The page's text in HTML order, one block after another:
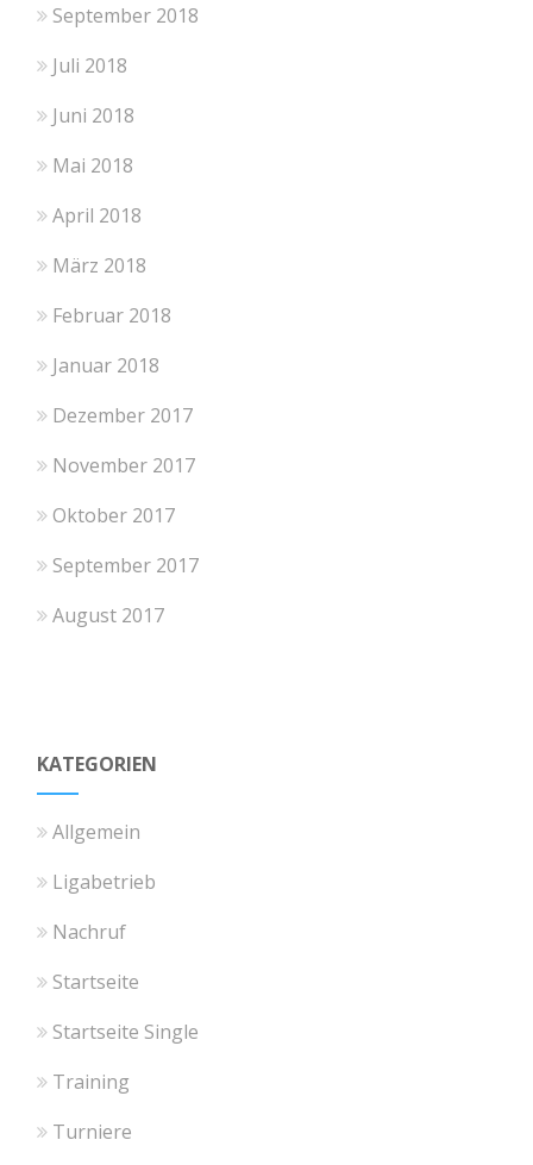
September 2018
Juli 2018
Juni 2018
Mai 2018
April 2018
März 2018
Februar 2018
Januar 2018
Dezember 2017
November 2017
Oktober 2017
September 2017
August 2017
KATEGORIEN
Allgemein
Ligabetrieb
Nachruf
Startseite
Startseite Single
Training
Turniere